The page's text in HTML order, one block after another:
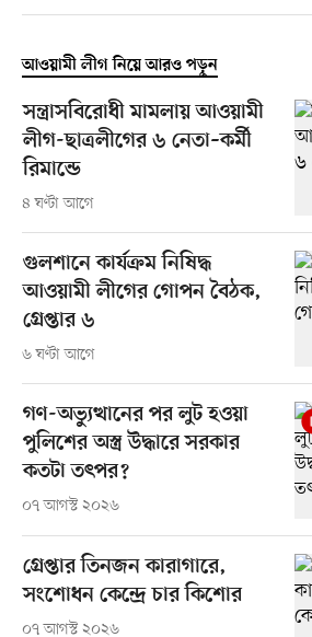
আওয়ামী লীগ নিয়ে আরও পড়ুন
সন্ত্রাসবিরোধী মামলায় আওয়ামী
লীগ-ছাত্রলীগের ৬ নেতা–কর্মী
রিমান্ডে
৪ ঘণ্টা আগে
গুলশানে কার্যক্রম নিষিদ্ধ
আওয়ামী লীগের গোপন বৈঠক,
গ্রেপ্তার ৬
৬ ঘণ্টা আগে
গণ-অভ্যুত্থানের পর লুট হওয়া
পুলিশের অস্ত্র উদ্ধারে সরকার
কতটা তৎপর?
০৭ আগস্ট ২০২৬
গ্রেপ্তার তিনজন কারাগারে,
সংশোধন কেন্দ্রে চার কিশোর
০৭ আগস্ট ২০২৬